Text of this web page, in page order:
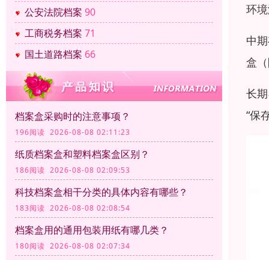
公安法院档案 90
工商税务档案 71
国土道路档案 66
档案盒采购时的注意事项？
196阅读 2026-08-08 02:11:23
纸质档案盒和塑料档案盒区别？
186阅读 2026-08-08 02:09:53
科技档案盒相干分类的具体内容有哪些？
183阅读 2026-08-08 02:08:54
档案盒用的通用包装用纸有哪几类？
180阅读 2026-08-08 02:07:34
环
中
盒
长
“保